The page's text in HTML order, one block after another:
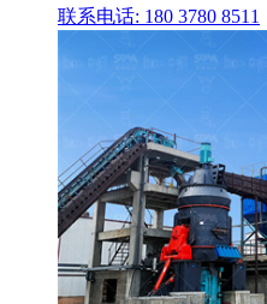
联系电话: 180 3780 8511